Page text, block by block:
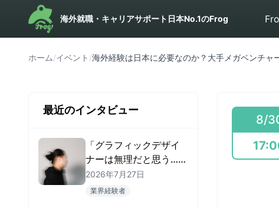
海外就職・キャリアサポート日本No.1のFrog
ホーム/イベント /海外経験は日本に必要なのか？大手メガベンチ
最近のインタビュー
「グラフィックデザイ
ナーは無理だと思う…」
から始まった — 紙のア
ートディレクターがカ
2026年7月27日
業界経験者
8/